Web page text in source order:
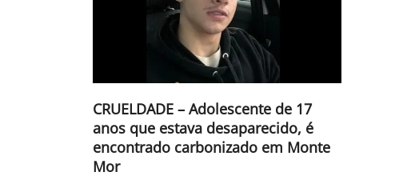
CRUELDADE – Adolescente de 17
anos que estava desaparecido, é
encontrado carbonizado em Monte
Mor